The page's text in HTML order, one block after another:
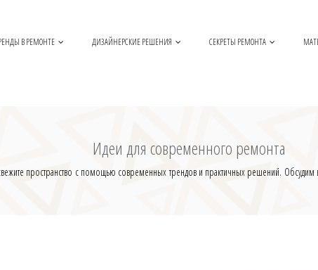
В РЕМОНТЕ ДИЗАЙНЕРСКИЕ РЕШЕНИЯ СЕКРЕТЫ РЕМОНТА
Идеи для современного ремонта
пространство с помощью современных трендов и практичных решений.